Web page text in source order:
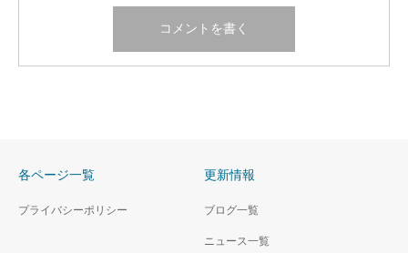
各ページ一覧
プライバシーポリシー
更新情報
ブログ一覧
ニュース一覧